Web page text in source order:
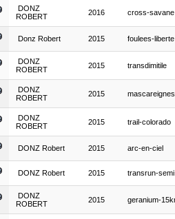
DONZ
ROBERT
2016 cross-savane
Donz Robert 2015 foulees-liberte
DONZ
ROBERT
2015 transdimitile
DONZ
ROBERT
2015 mascareignes
DONZ
ROBERT
2015 trail-colorado
DONZ Robert 2015 arc-en-ciel
DONZ Robert 2015 transrun-semi
DONZ
ROBERT
2015 geranium-